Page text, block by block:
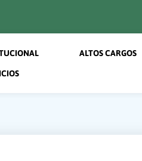
menu principal
ALTOS CARGOS